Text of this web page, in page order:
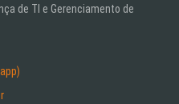
de TI e Gerenciamento de